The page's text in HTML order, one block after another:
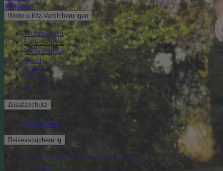
Motorrad
Weitere Kfz-Versicherungen
Wohnwagen
Lieferwagen
Wohnmobil
Quad
Trike
Traktor
Oldtimer
Zusatzschutz
Schutzbrief
Reiseversicherung
Auslandsreisekrankenversicherung
Reisegepäck